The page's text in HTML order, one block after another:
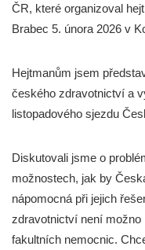
ČR, které organizoval
Brabec 5. února 2026 v
Hejtmanům jsem
českého zdravotnictví a
listopadového sjezdu
Diskutovali jsme o
možnostech, jak by
nápomocná při jejich
zdravotnictví není možno
fakultních nemocnic.